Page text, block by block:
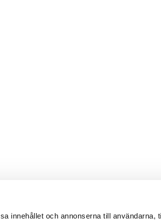
innehållet och annonserna till användarna,